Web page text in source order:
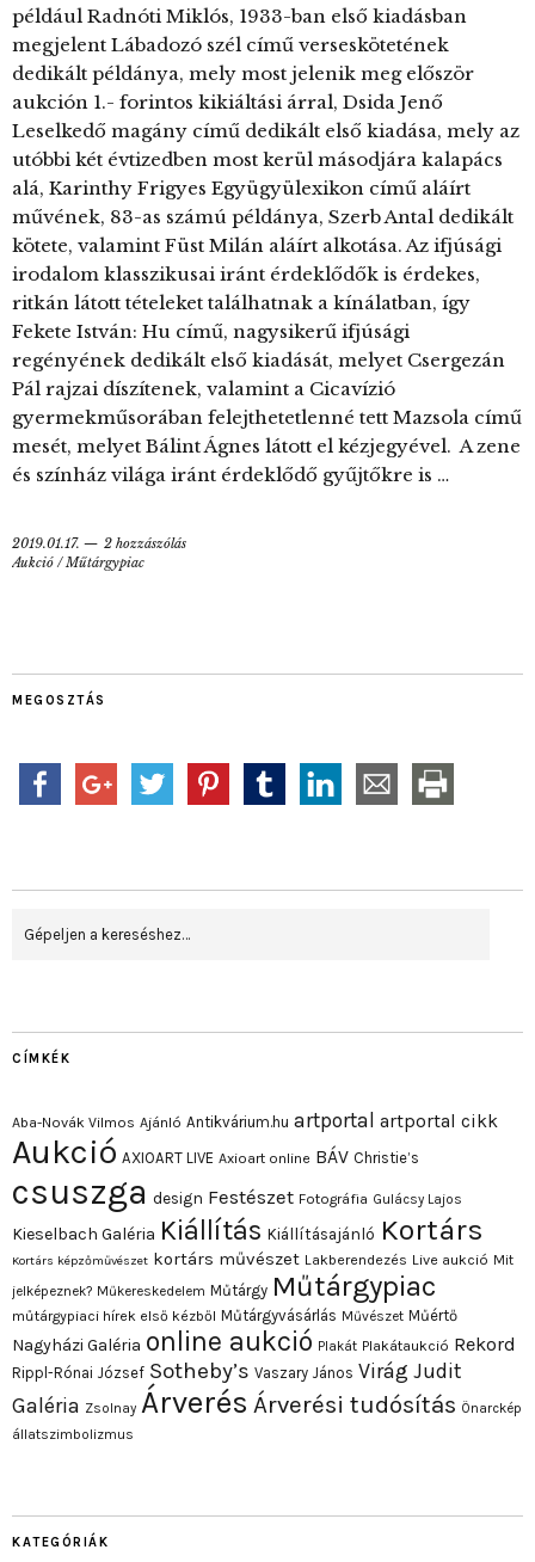
például Radnóti Miklós, 1933-ban első kiadásban
megjelent Lábadozó szél című verseskötetének
dedikált példánya, mely most jelenik meg először
aukción 1.- forintos kikiáltási árral, Dsida Jenő
Leselkedő magány című dedikált első kiadása, mely az
utóbbi két évtizedben most kerül másodjára kalapács
alá, Karinthy Frigyes Együgyülexikon című aláírt
művének, 83-as számú példánya, Szerb Antal dedikált
kötete, valamint Füst Milán aláírt alkotása. Az ifjúsági
irodalom klasszikusai iránt érdeklődők is érdekes,
ritkán látott tételeket találhatnak a kínálatban, így
Fekete István: Hu című, nagysikerű ifjúsági
regényének dedikált első kiadását, melyet Csergezán
Pál rajzai díszítenek, valamint a Cicavízió
gyermekműsorában felejthetetlenné tett Mazsola című
mesét, melyet Bálint Ágnes látott el kézjegyével. A zene
és színház világa iránt érdeklődő gyűjtőkre is …
2019.01.17.
2 hozzászólás
Aukció / Műtárgypiac
MEGOSZTÁS
CÍMKÉK
Aba-Novák Vilmos Ajánló Antikvárium.hu artportal artportal cikk
Aukció AXIOART LIVE Axioart online BÁV Christie’s
csuszga design Festészet Fotográfia Gulácsy Lajos
Kieselbach Galéria Kiállítás Kiállításajánló Kortárs
Kortárs képzőművészet kortárs művészet Lakberendezés Live aukció Mit
jelképeznek? Műkereskedelem Műtárgy Műtárgypiac
műtárgypiaci hírek első kézből Műtárgyvásárlás Művészet Műértő
Nagyházi Galéria online aukció Plakát Plakátaukció Rekord
Rippl-Rónai József Sotheby’s Vaszary János Virág Judit
Galéria Zsolnay Árverés Árverési tudósítás Önarckép
állatszimbolizmus
KATEGÓRIÁK